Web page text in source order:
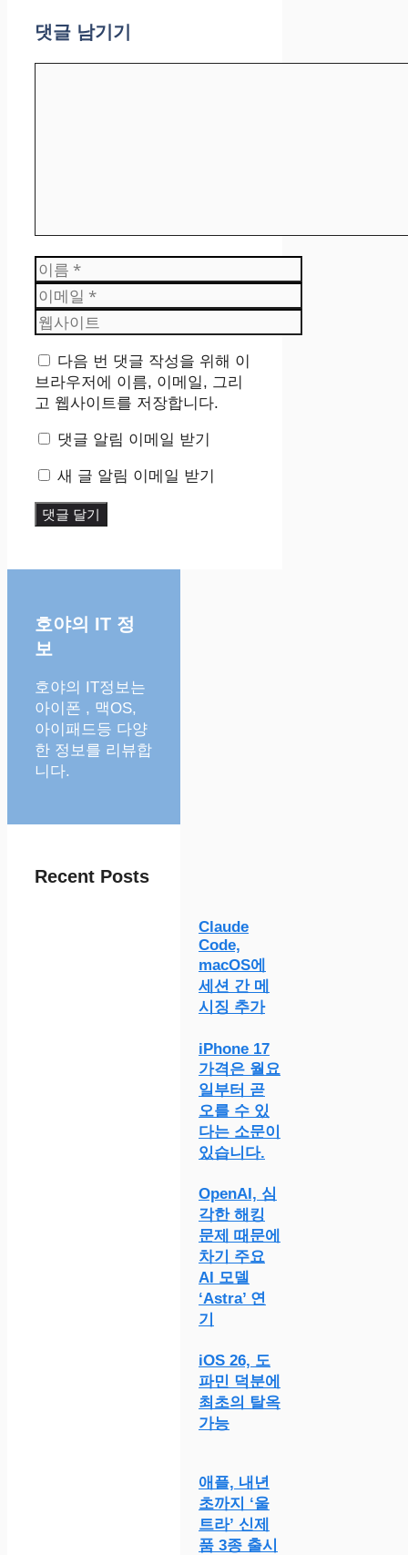
댓글 남기기
이
름
이
메
일
웹
사
이
트
다음 번 댓글 작성을 위해 이
브라우저에 이름, 이메일, 그리
고 웹사이트를 저장합니다.
댓글 알림 이메일 받기
새 글 알림 이메일 받기
호야의 IT 정
보
호야의 IT정보는
아이폰 , 맥OS,
아이패드등 다양
한 정보를 리뷰합
니다.
Recent Posts
Claude
Code,
macOS에
세션 간 메
시징 추가
iPhone 17
가격은 월요
일부터 곧
오를 수 있
다는 소문이
있습니다.
OpenAI, 심
각한 해킹
문제 때문에
차기 주요
AI 모델
‘Astra’ 연
기
iOS 26, 도
파민 덕분에
최초의 탈옥
가능
애플, 내년
초까지 ‘울
트라’ 신제
품 3종 출시